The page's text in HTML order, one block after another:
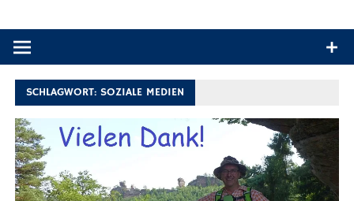
Produkttests und Buchrezensionen. Ein Blog für alle, die gern
SCHLAGWORT:SOZIALE MEDIEN